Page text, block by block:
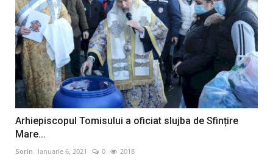
Arhiepiscopul Tomisului a oficiat slujba de Sfințire
Mare...
Sorin Ianuarie 6, 2021 0 2018